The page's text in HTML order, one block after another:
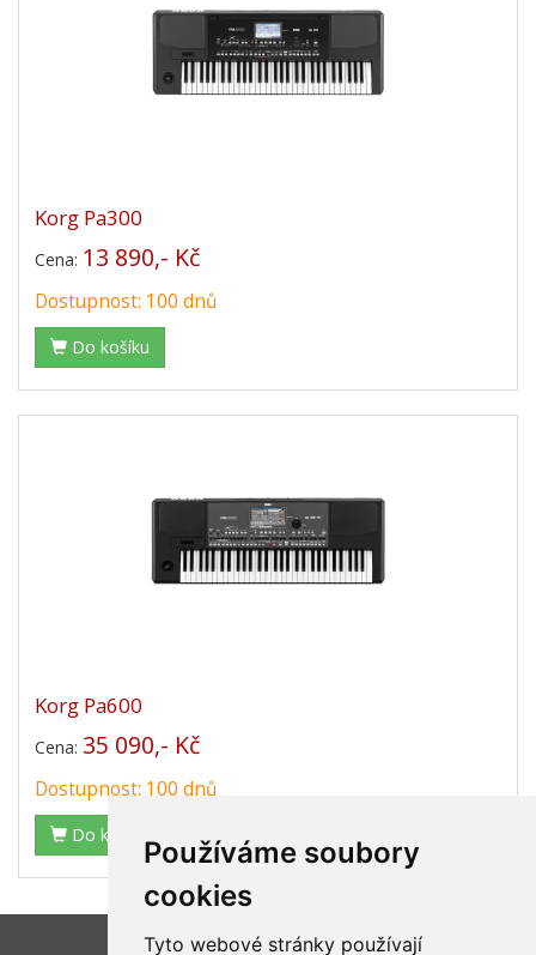
Používáme soubory
cookies
Tyto webové stránky používají
Korg Pa300
Cena: 13 890,- Kč
Dostupnost: 100 dnů
Do košíku
Korg Pa600
Cena: 35 090,- Kč
Dostupnost: 100 dnů
Do košíku